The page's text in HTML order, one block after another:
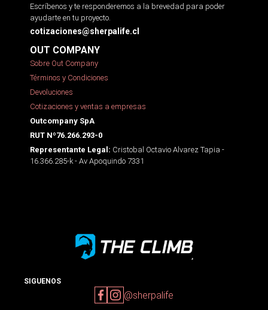
Escríbenos y te responderemos a la brevedad para poder
ayudarte en tu proyecto.
cotizaciones@sherpalife.cl
OUT COMPANY
Sobre Out Company
Términos y Condiciones
Devoluciones
Cotizaciones y ventas a empresas
Outcompany SpA
RUT Nº76.266.293-0
Representante Legal: Cristobal Octavio Alvarez Tapia -
16.366.285-k - Av Apoquindo 7331
SIGUENOS
@sherpalife